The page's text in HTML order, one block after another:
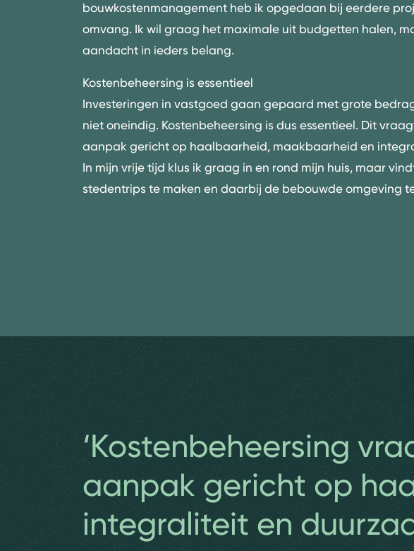
bouwkostenmanagement heb ik opgedaan bij eerdere
omvang. Ik wil graag het maximale uit budgetten halen,
aandacht in ieders belang.
Kostenbeheersing is essentieel
Investeringen in vastgoed gaan gepaard met grote
niet oneindig. Kostenbeheersing is dus essentieel. Dit
aanpak gericht op haalbaarheid, maakbaarheid en
In mijn vrije tijd klus ik graag in en rond mijn huis, maar
stedentrips te maken en daarbij de bebouwde omgeving
‘Kostenbeheersing
aanpak gericht op
integraliteit en